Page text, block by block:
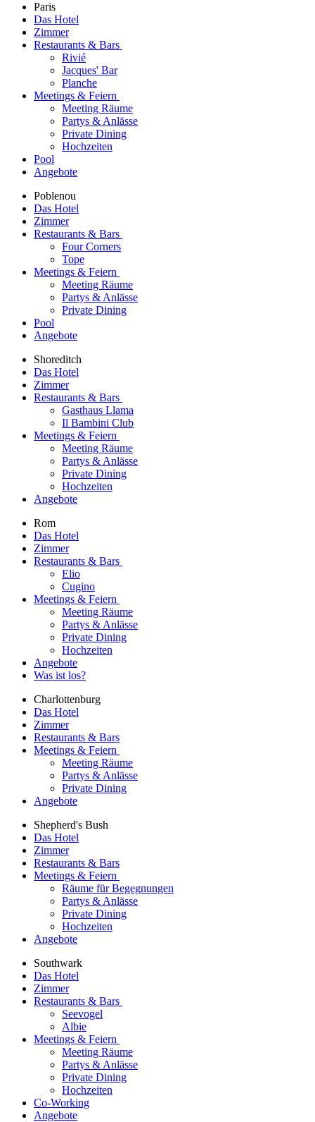
Paris
Das Hotel
Zimmer
Restaurants & Bars
Rivié
Jacques' Bar
Planche
Meetings & Feiern
Meeting Räume
Partys & Anlässe
Private Dining
Hochzeiten
Pool
Angebote
Poblenou
Das Hotel
Zimmer
Restaurants & Bars
Four Corners
Tope
Meetings & Feiern
Meeting Räume
Partys & Anlässe
Private Dining
Pool
Angebote
Shoreditch
Das Hotel
Zimmer
Restaurants & Bars
Gasthaus Llama
Il Bambini Club
Meetings & Feiern
Meeting Räume
Partys & Anlässe
Private Dining
Hochzeiten
Angebote
Rom
Das Hotel
Zimmer
Restaurants & Bars
Elio
Cugino
Meetings & Feiern
Meeting Räume
Partys & Anlässe
Private Dining
Hochzeiten
Angebote
Was ist los?
Charlottenburg
Das Hotel
Zimmer
Restaurants & Bars
Meetings & Feiern
Meeting Räume
Partys & Anlässe
Private Dining
Angebote
Shepherd's Bush
Das Hotel
Zimmer
Restaurants & Bars
Meetings & Feiern
Räume für Begegnungen
Partys & Anlässe
Private Dining
Hochzeiten
Angebote
Southwark
Das Hotel
Zimmer
Restaurants & Bars
Seevogel
Albie
Meetings & Feiern
Meeting Räume
Partys & Anlässe
Private Dining
Hochzeiten
Co-Working
Angebote